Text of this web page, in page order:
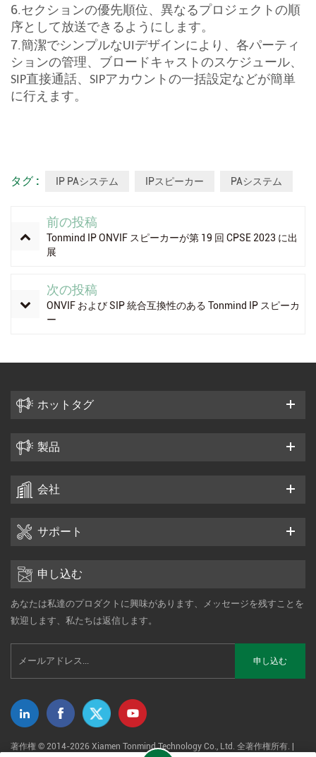
6.セクションの優先順位、異なるプロジェクトの順
序として放送できるようにします。
7.簡潔でシンプルなUIデザインにより、各パーティ
ションの管理、ブロードキャストのスケジュール、
SIP直接通話、SIPアカウントの一括設定などが簡単
に行えます。
タグ : IP PAシステム IPスピーカー PAシステム
前の投稿
Tonmind IP ONVIF スピーカーが第 19 回 CPSE 2023 に出
展
次の投稿
ONVIF および SIP 統合互換性のある Tonmind IP スピーカ
ー
ホットタグ
製品
会社
サポート
申し込む
あなたは私達のプロダクトに興味があります、メッセージを残すことを
歓迎します、私たちは返信します。
著作権 © 2014-2026 Xiamen Tonmind Technology Co., Ltd. 全著作権所有. |